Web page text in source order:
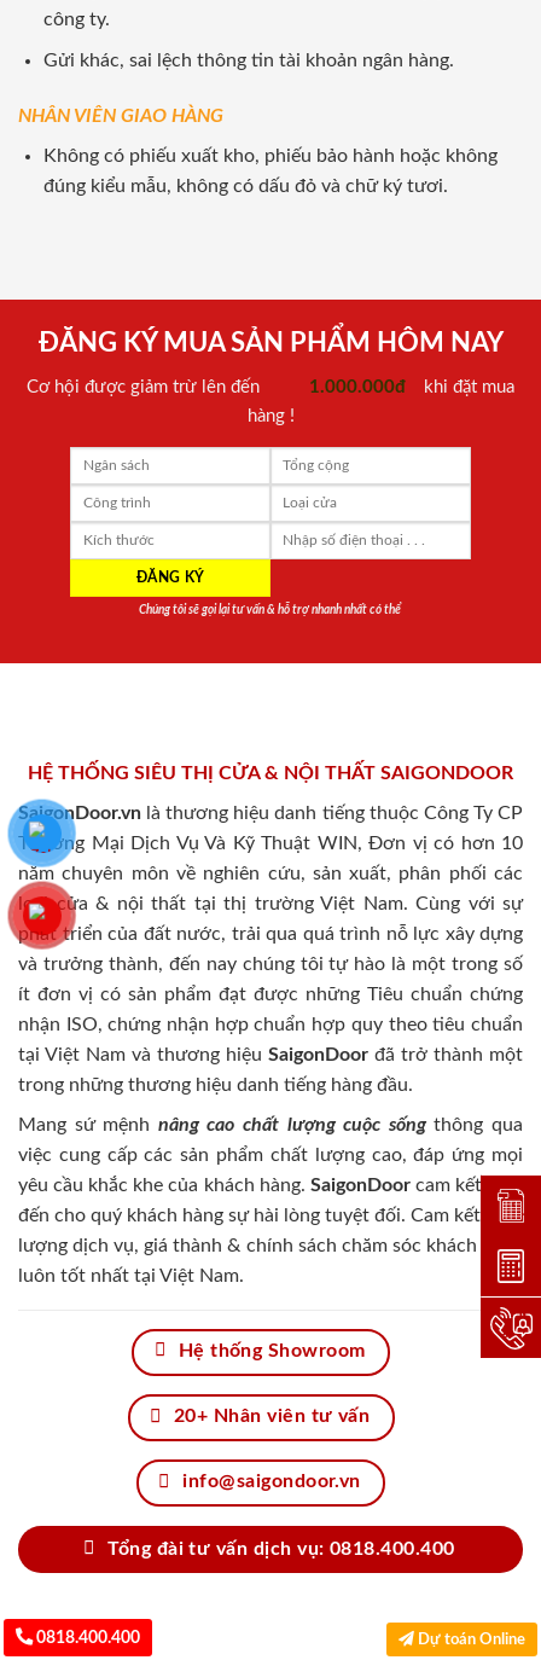
công ty.
Gửi khác, sai lệch thông tin tài khoản ngân hàng.
NHÂN VIÊN GIAO HÀNG
Không có phiếu xuất kho, phiếu bảo hành hoặc không
đúng kiểu mẫu, không có dấu đỏ và chữ ký tươi.
ĐĂNG KÝ MUA SẢN PHẨM HÔM NAY
Cơ hội được giảm trừ lên đến 1.000.000đ
khi đặt mua
hàng !
Chúng tôi sẽ gọi lại tư vấn & hỗ trợ nhanh nhất có thể
HỆ THỐNG SIÊU THỊ CỬA & NỘI THẤT SAIGONDOOR
SaigonDoor.vn là thương hiệu danh tiếng thuộc Công Ty CP
Thương Mại Dịch Vụ Và Kỹ Thuật WIN, Đơn vị có hơn 10
năm chuyên môn về nghiên cứu, sản xuất, phân phối các
loại cửa & nội thất tại thị trường Việt Nam. Cùng với sự
phát triển của đất nước, trải qua quá trình nỗ lực xây dựng
và trưởng thành, đến nay chúng tôi tự hào là một trong số
ít đơn vị có sản phẩm đạt được những Tiêu chuẩn chứng
nhận ISO, chứng nhận hợp chuẩn hợp quy theo tiêu chuẩn
tại Việt Nam và thương hiệu SaigonDoor đã trở thành một
trong những thương hiệu danh tiếng hàng đầu.
Mang sứ mệnh nâng cao chất lượng cuộc sốngthông qua
việc cung cấp các sản phẩm chất lượng cao, đáp ứng mọi
yêu cầu khắc khe của khách hàng. SaigonDoorcam kết đem
đến cho quý khách hàng sự hài lòng tuyệt đối. Cam kết chất
lượng dịch vụ, giá thành & chính sách chăm sóc khách hàng
luôn tốt nhất tại Việt Nam.
Hệ thống Showroom
20+ Nhân viên tư vấn
info@saigondoor.vn
Tổng đài tư vấn dịch vụ: 0818.400.400
0818.400.400 Dự toán Online
Đặt
Dự